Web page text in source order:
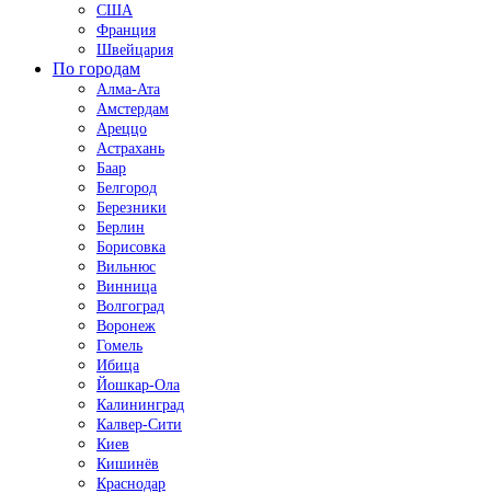
США
Франция
Швейцария
По городам
Алма-Ата
Амстердам
Ареццо
Астрахань
Баар
Белгород
Березники
Берлин
Борисовка
Вильнюс
Винница
Волгоград
Воронеж
Гомель
Ибица
Йошкар-Ола
Калининград
Калвер-Сити
Киев
Кишинёв
Краснодар